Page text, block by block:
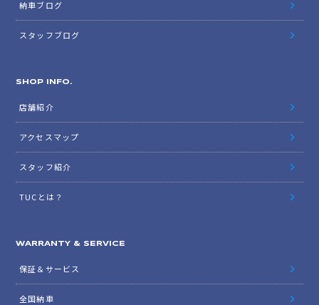
納車ブログ
スタッフブログ
SHOP INFO.
店舗紹介
アクセスマップ
スタッフ紹介
TUCとは？
WARRANTY & SERVICE
保証＆サービス
全国納車